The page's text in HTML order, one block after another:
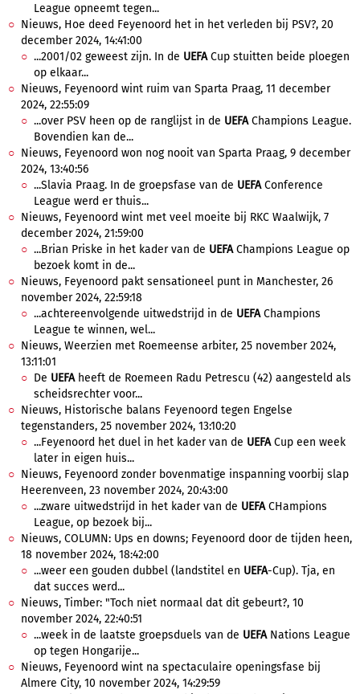
League opneemt tegen...
Nieuws, Hoe deed Feyenoord het in het verleden bij PSV?, 20
december 2024, 14:41:00
...2001/02 geweest zijn. In de UEFACup stuitten beide ploegen
op elkaar...
Nieuws, Feyenoord wint ruim van Sparta Praag, 11 december
2024, 22:55:09
...over PSV heen op de ranglijst in de UEFAChampions League.
Bovendien kan de...
Nieuws, Feyenoord won nog nooit van Sparta Praag, 9 december
2024, 13:40:56
...Slavia Praag. In de groepsfase van de UEFAConference
League werd er thuis...
Nieuws, Feyenoord wint met veel moeite bij RKC Waalwijk, 7
december 2024, 21:59:00
...Brian Priske in het kader van de UEFAChampions League op
bezoek komt in de...
Nieuws, Feyenoord pakt sensationeel punt in Manchester, 26
november 2024, 22:59:18
...achtereenvolgende uitwedstrijd in de UEFAChampions
League te winnen, wel...
Nieuws, Weerzien met Roemeense arbiter, 25 november 2024,
13:11:01
De UEFAheeft de Roemeen Radu Petrescu (42) aangesteld als
scheidsrechter voor...
Nieuws, Historische balans Feyenoord tegen Engelse
tegenstanders, 25 november 2024, 13:10:20
...Feyenoord het duel in het kader van de UEFACup een week
later in eigen huis...
Nieuws, Feyenoord zonder bovenmatige inspanning voorbij slap
Heerenveen, 23 november 2024, 20:43:00
...zware uitwedstrijd in het kader van de UEFACHampions
League, op bezoek bij...
Nieuws, COLUMN: Ups en downs; Feyenoord door de tijden heen,
18 november 2024, 18:42:00
...weer een gouden dubbel (landstitel en UEFA-Cup). Tja, en
dat succes werd...
Nieuws, Timber: "Toch niet normaal dat dit gebeurt?, 10
november 2024, 22:40:51
...week in de laatste groepsduels van de UEFANations League
op tegen Hongarije...
Nieuws, Feyenoord wint na spectaculaire openingsfase bij
Almere City, 10 november 2024, 14:29:59